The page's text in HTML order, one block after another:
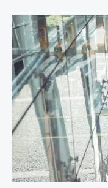
:
qui
peut
en
bénéficier
en
2026
?